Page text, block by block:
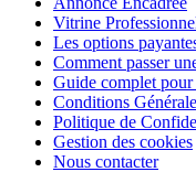
Vitrine
Les options
Comment passer
Guide complet
Conditions
Politique de
Gestion des cookies
Nous contacter